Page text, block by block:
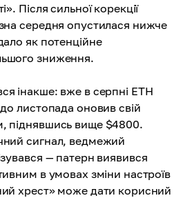
Після сильної корекції
середня опустилася нижче
як потенційне
зниження.
інакше: вже в серпні ETH
листопада оновив свій
піднявшись вище $4800.
сигнал, ведмежий
— патерн виявився
в умовах зміни настроїв
хрест» може дати корисний